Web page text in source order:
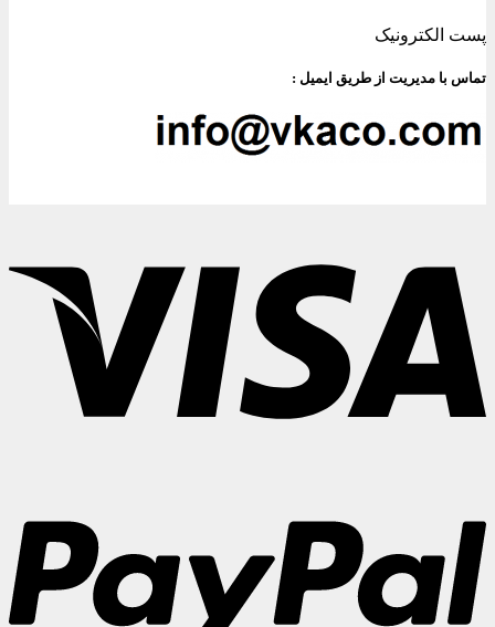
پست الکترونیک
تماس با مدیریت از طریق ایمیل :